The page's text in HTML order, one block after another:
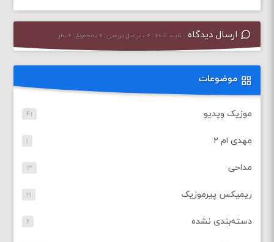
ارسال دیدگاه تایید شده : ۰ ، در حال بررسی : ۰ ، مجموع : ۰ نظر
موضوعات
موزیک ویدیو ۴۱
مهدی ام ۲ ۱
مداحی ۱۳
ریمیکس پیرموزیک ۲۱
دسته‌بندی نشده ۲